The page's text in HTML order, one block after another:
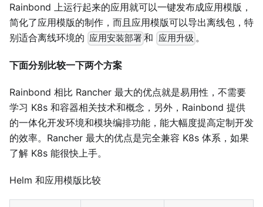
Rainbond 上运行起来的应用就可以一键发布成应用模版，
简化了应用模版的制作，而且应用模版可以导出离线包，特
别适合离线环境的 应用安装部署和 应用升级 。
下面分别比较一下两个方案
Rainbond 相比 Rancher 最大的优点就是易用性，不需要
学习 K8s 和容器相关技术和概念，另外，Rainbond 提供
的一体化开发环境和模块编排功能，能大幅度提高定制开发
的效率。Rancher 最大的优点是完全兼容 K8s 体系，如果
了解 K8s 能很快上手。
Helm 和应用模版比较